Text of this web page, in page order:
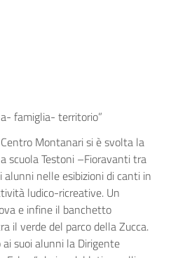
famiglia- territorio”
Montanari si è svolta la
scuola Testoni –Fioravanti tra
nelle esibizioni di canti in
ludico-ricreative. Un
e infine il banchetto
il verde del parco della Zucca.
ai suoi alunni la Dirigente